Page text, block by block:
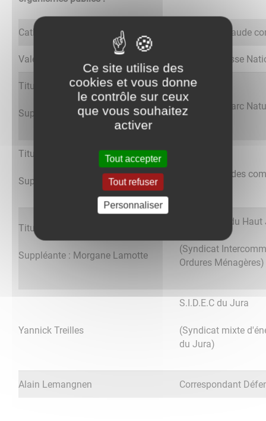
Catherine Schaeffer Terre d’Émeraude
Valérie Bertois C.N.A.S (Caisse
Titulaire : Catherine Schaeffer
Suppléant : Alain Lemangnen
P.N.R.H.J. (Parc
Titulaire : Catherine Schaeffer
Suppléante : Morgane Lamotte
Association des
Titulaire : Valérie Bertois
Suppléante : Morgane Lamotte
S.I.C.T.O.M. du
(Syndicat
Ordures Ménagères)
Yannick Treilles
S.I.D.E.C du Jura
(Syndicat mixte
du Jura)
Alain Lemangnen Correspondant
Ce site utilise des
cookies et vous donne
le contrôle sur ceux
que vous souhaitez
activer
Tout accepter
Tout refuser
Personnaliser